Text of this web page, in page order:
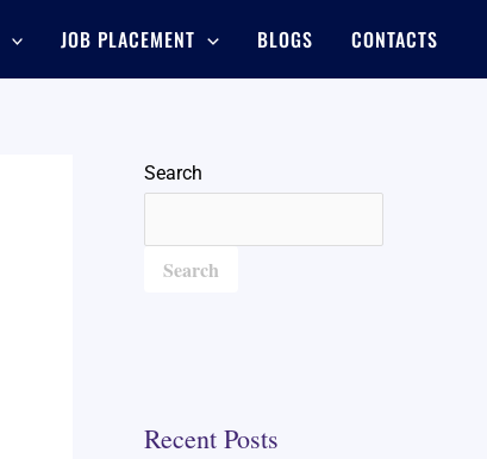
JOB PLACEMENT BLOGS CONTACTS
Search
Search
Recent Posts